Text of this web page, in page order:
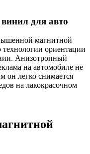
для авто
магнитной
ориентации
Анизотропный
на автомобиле не
он легко снимается
на лакокрасочном